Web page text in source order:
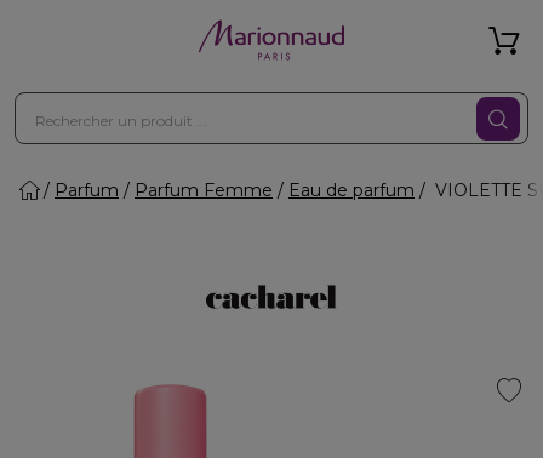
Parfum Parfum Femme Eau de parfum VIOLETTE